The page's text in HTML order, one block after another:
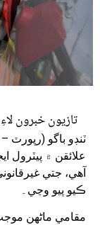
تازيون خبرون
ٽنڊو باگو (رپورٽ
علائقن ۾ پيٽرول
آهي، جتي
ڪيو پيو وڃي۔
مقامي ماڻهن